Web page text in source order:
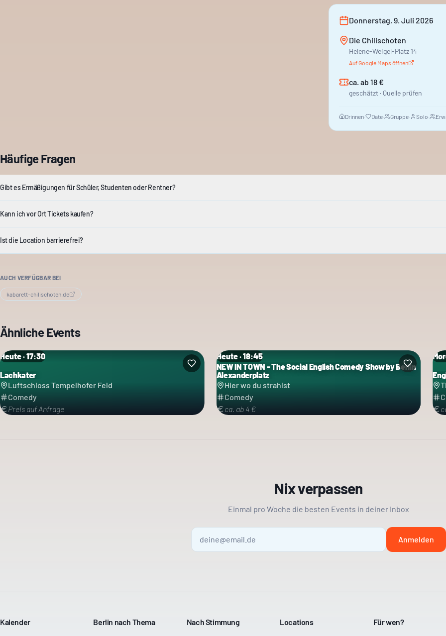
Donnerstag, 9. Juli 2026
Die Chilischoten
Helene-Weigel-Platz 14
Auf Google Maps öffnen
ca. ab 18 €
geschätzt · Quelle prüfen
Drinnen· Date· Gruppe· Solo·
Häufige Fragen
Gibt es Ermäßigungen für Schüler, Studenten oder Rentner?
Kann ich vor Ort Tickets kaufen?
Ist die Location barrierefrei?
AUCH VERFÜGBAR BEI
kabarett-chilischoten.de
Ähnliche Events
Heute · 17:30
Lachkater
Luftschloss Tempelhofer Feld
Comedy
Preis auf Anfrage
Kategorie: Comedy
Heute · 18:45
NEW IN TOWN - The Social English Comedy Show by Berlin
Alexanderplatz
Hier wo du strahlst
Comedy
ca. ab 4 €
Kategorie: Comedy
Nix verpassen
Einmal pro Woche die besten Events in deiner Inbox
Anmelden
Kalender Berlin nach Thema Nach Stimmung Locations Für wen?